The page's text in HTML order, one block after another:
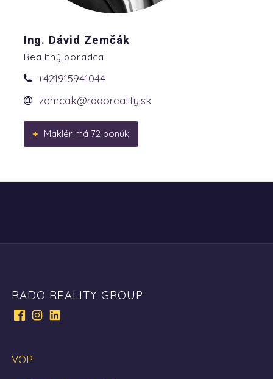
Ing. Dávid Zemčák
Realitný poradca
+421915941044
zemcak@radoreality.sk
Maklér má 72 ponúk
RADO REALITY GROUP
VOP